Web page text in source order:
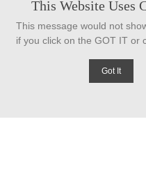
This Website Uses
This message would not
if you click on the GOT IT or
Got It